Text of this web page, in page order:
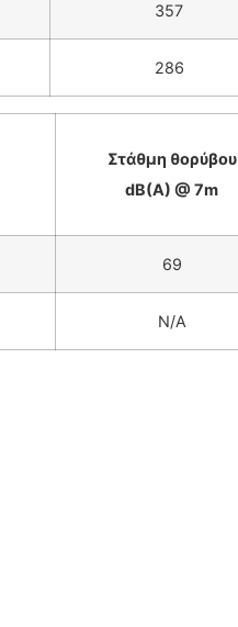
357
286
Στάθμη θορύβου
dB(A) @ 7m
69
N/A